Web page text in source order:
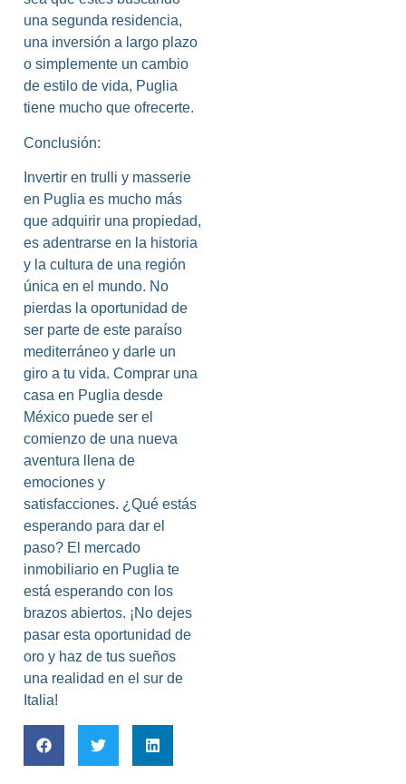
una segunda residencia,
una inversión a largo plazo
o simplemente un cambio
de estilo de vida, Puglia
tiene mucho que ofrecerte.
Conclusión:
Invertir en trulli y masserie
en Puglia es mucho más
que adquirir una propiedad,
es adentrarse en la historia
y la cultura de una región
única en el mundo. No
pierdas la oportunidad de
ser parte de este paraíso
mediterráneo y darle un
giro a tu vida. Comprar una
casa en Puglia desde
México puede ser el
comienzo de una nueva
aventura llena de
emociones y
satisfacciones. ¿Qué estás
esperando para dar el
paso? El mercado
inmobiliario en Puglia te
está esperando con los
brazos abiertos. ¡No dejes
pasar esta oportunidad de
oro y haz de tus sueños
una realidad en el sur de
Italia!